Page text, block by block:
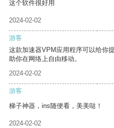
这个软件很好用
2024-02-02
游客
这款加速器VPM应用程序可以给你
助你在网络上自由移动。
2024-02-02
游客
梯子神器，ins随便看，美美哒！
2024-02-02